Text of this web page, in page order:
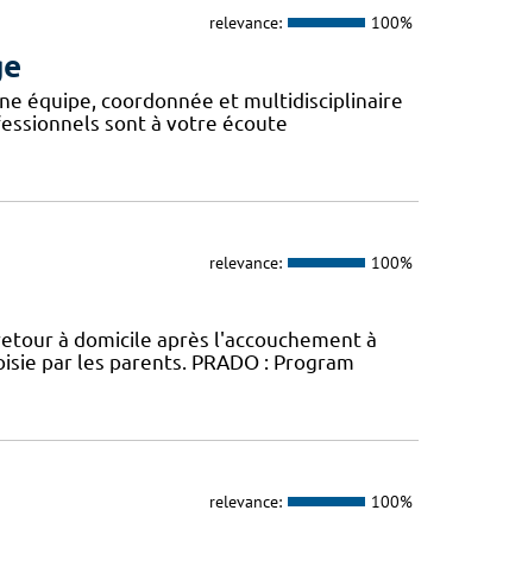
relevance: 100%
équipe, coordonnée et multidisciplinaire
sont à votre écoute
relevance: 100%
à domicile après l'accouchement à
par les parents. PRADO : Program
relevance: 100%